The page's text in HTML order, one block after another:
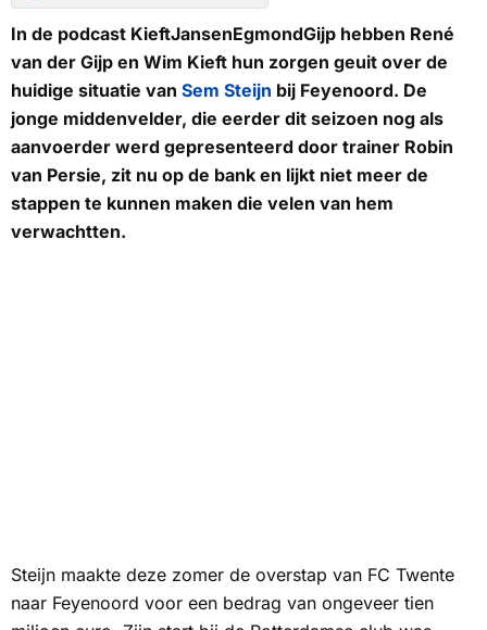
In de podcast KieftJansenEgmondGijp hebben René
van der Gijp en Wim Kieft hun zorgen geuit over de
huidige situatie van Sem Steijn bij Feyenoord. De
jonge middenvelder, die eerder dit seizoen nog als
aanvoerder werd gepresenteerd door trainer Robin
van Persie, zit nu op de bank en lijkt niet meer de
stappen te kunnen maken die velen van hem
verwachtten.
Steijn maakte deze zomer de overstap van FC Twente
naar Feyenoord voor een bedrag van ongeveer tien